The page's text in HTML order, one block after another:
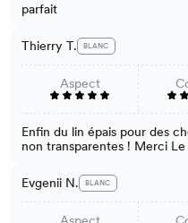
parfait
Thierry T. BLANC
Aspect
Enfin du lin épais pour des
non transparentes ! Merci Le
Evgenii N. BLANC
Aspect